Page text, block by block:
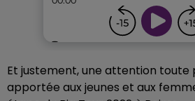
Et justement, une attention toute
apportée aux jeunes et aux